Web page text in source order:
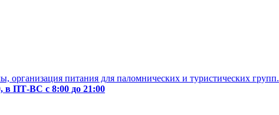
организация питания для паломнических и туристических групп.
ПТ-ВС с 8:00 до 21:00